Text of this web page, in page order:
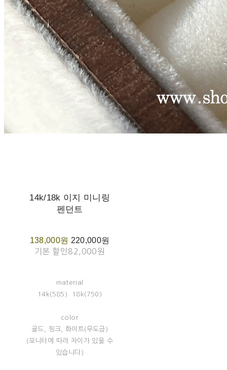
14k/18k 이지 미니링
펜던트
138,000원 220,000원
기본 할인 82,000원
material
14k(585). 18k(750)
color
골드, 핑크, 화이트(무도금)
(모니터에 따라 차이가 있을 수
있습니다)